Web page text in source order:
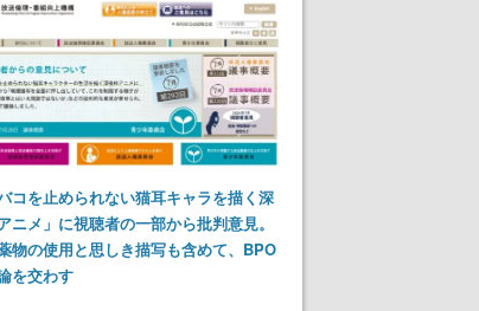
コを止められない猫耳キャラを描く深
ニメ」に視聴者の一部から批判意見。
物の使用と思しき描写も含めて、BPO
を交わす